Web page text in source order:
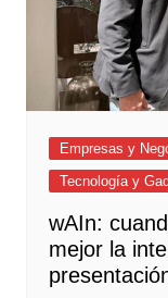
Empresas y
Tecnología y
wAIn:
mejor la